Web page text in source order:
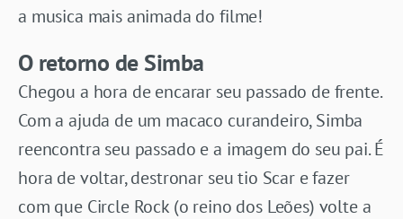
a musica mais animada do filme!
O retorno de Simba
Chegou a hora de encarar seu passado de frente.
Com a ajuda de um macaco curandeiro, Simba
reencontra seu passado e a imagem do seu pai. É
hora de voltar, destronar seu tio Scar e fazer
com que Circle Rock (o reino dos Leões) volte a